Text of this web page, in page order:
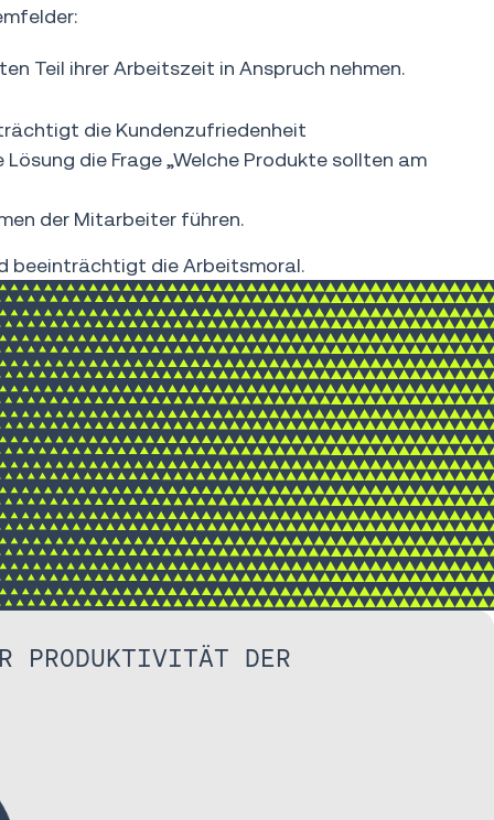
Teil ihrer Arbeitszeit in Anspruch nehmen.
die Kundenzufriedenheit
die Frage „Welche Produkte sollten am
der Mitarbeiter führen.
beeinträchtigt die Arbeitsmoral.
PRODUKTIVITÄT DER